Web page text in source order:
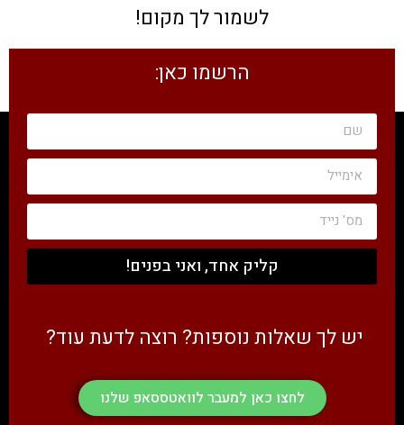
לשמור לך מקום!
הרשמו כאן:
קליק אחד, ואני בפנים!
יש לך שאלות נוספות? רוצה לדעת עוד?
לחצו כאן למעבר לוואטססאפ שלנו